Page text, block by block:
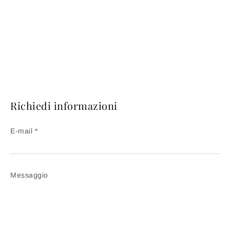
Richiedi informazioni
E-mail *
Messaggio